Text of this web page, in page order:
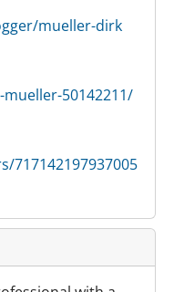
mueller-dirk
50142211/
717142197937005